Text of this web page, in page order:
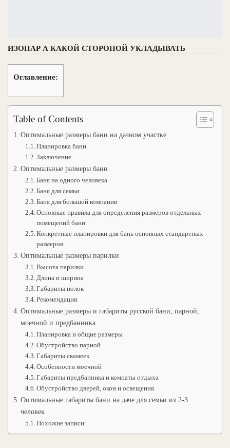
ИЗОПАР А КАКОЙ СТОРОНОЙ УКЛАДЫВАТЬ
Оглавление:
Table of Contents
Оптимальные размеры бани на дачном участке
Планировка бани
Заключение
Оптимальные размеры бани
Баня на одного человека
Баня для семьи
Баня для большой компании
Основные правила для определения размеров отдельных
помещений бани
Конкретные планировки для бань основных стандартных
размеров
Оптимальные размеры парилки
Высота парилки
Длина и ширина
Габариты полок
Рекомендации
Оптимальные размеры и габариты русской бани, парной,
моечной и предбанника
Планировка и общие размеры
Обустройство парной
Габариты скамеек
Особенности моечной
Габариты предбанника и комнаты отдыха
Обустройство дверей, окон и освещения
Оптимальные габариты бани на даче для семьи из 2-3
человек
Похожие записи: